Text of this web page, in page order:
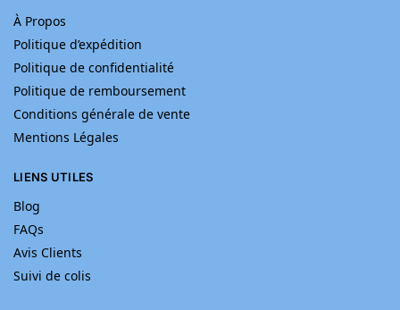
À Propos
Politique d’expédition
Politique de confidentialité
Politique de remboursement
Conditions générale de vente
Mentions Légales
LIENS UTILES
Blog
FAQs
Avis Clients
Suivi de colis